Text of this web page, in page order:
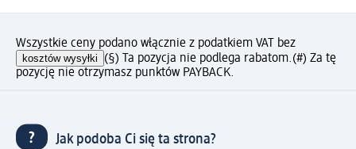
Wszystkie ceny podano włącznie z podatkiem VAT bez
kosztów wysyłki (§) Ta pozycja nie podlega rabatom.(#) Za tę
pozycję nie otrzymasz punktów PAYBACK.
Jak podoba Ci się ta strona?